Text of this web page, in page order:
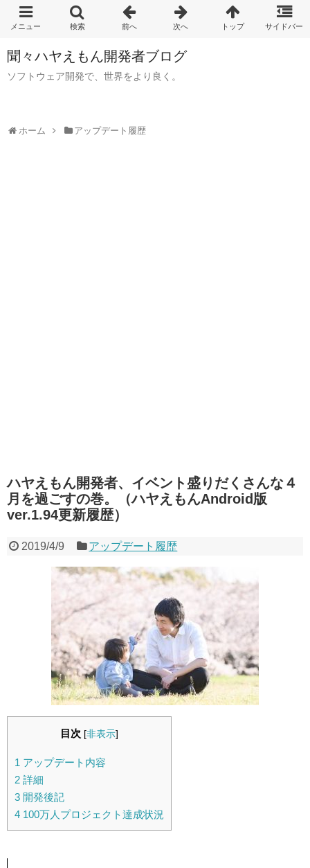
聞々ハヤえもん開発者ブログ
ソフトウェア開発で、世界をより良く。
ホーム アップデート履歴
ハヤえもん開発者、イベント盛りだくさんな４
月を過ごすの巻。（ハヤえもんAndroid版
ver.1.94更新履歴）
2019/4/9 アップデート履歴
目次 [非表示]
1 アップデート内容
2 詳細
3 開発後記
4 100万人プロジェクト達成状況